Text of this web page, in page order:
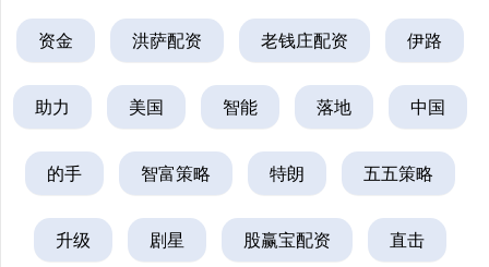
资金 洪萨配资 老钱庄配资 伊路
助力 美国 智能 落地 中国
的手 智富策略 特朗 五五策略
升级 剧星 股赢宝配资 直击